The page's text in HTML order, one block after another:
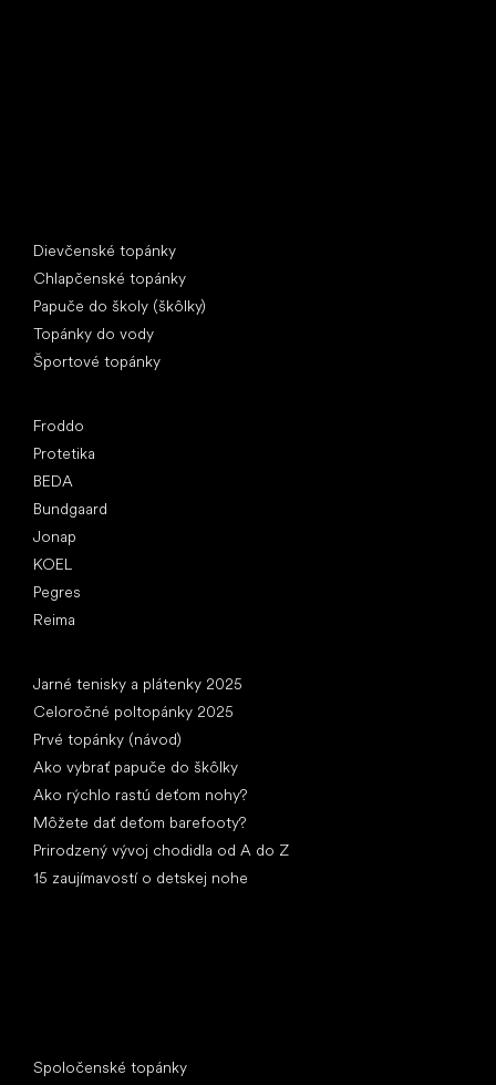
Dievčenské topánky
Chlapčenské topánky
Papuče do školy (škôlky)
Topánky do vody
Športové topánky
Froddo
Protetika
BEDA
Bundgaard
Jonap
KOEL
Pegres
Reima
Jarné tenisky a plátenky 2025
Celoročné poltopánky 2025
Prvé topánky (návod)
Ako vybrať papuče do škôlky
Ako rýchlo rastú deťom nohy?
Môžete dať deťom barefooty?
Prirodzený vývoj chodidla od A do Z
15 zaujímavostí o detskej nohe
Spoločenské topánky